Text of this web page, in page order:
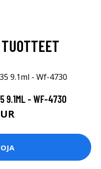
9.1ML - WF-4730